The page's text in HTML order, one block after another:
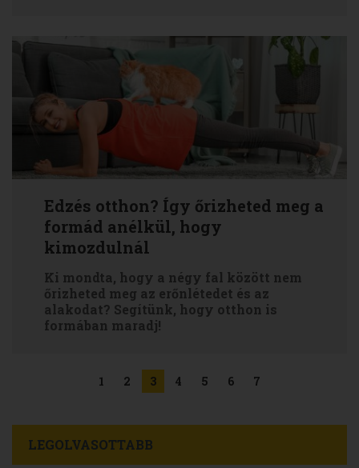
Edzés otthon? Így őrizheted meg a
formád anélkül, hogy
kimozdulnál
Ki mondta, hogy a négy fal között nem
őrizheted meg az erőnlétedet és az
alakodat? Segítünk, hogy otthon is
formában maradj!
1 2 3 4 5 6 7
LEGOLVASOTTABB